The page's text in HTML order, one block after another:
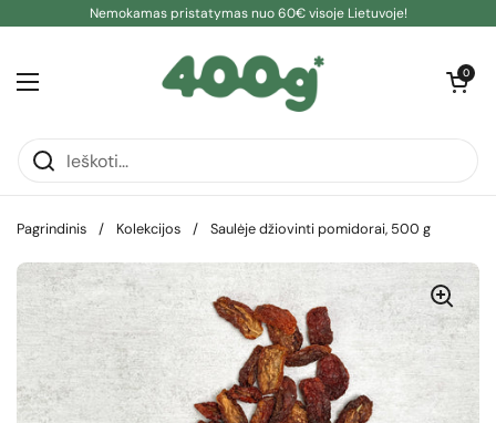
Pereiti prie turinioNemokamas pristatymas nuo 60€ visoje Lietuvoje!
Atidaryti meniu
Atidaryti
0
Pagrindinis / Kolekcijos / Saulėje džiovinti pomidorai, 500 g